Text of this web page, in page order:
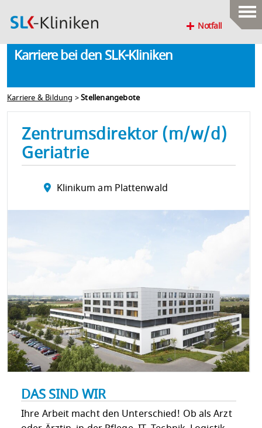
Notfall
Karriere bei den SLK-Kliniken
Karriere & Bildung >Stellenangebote
Zentrumsdirektor (m/w/d)
Geriatrie
Klinikum am Plattenwald
DAS SIND WIR
Ihre Arbeit macht den Unterschied! Ob als Arzt